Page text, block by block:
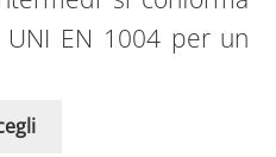
EN 1004 per un